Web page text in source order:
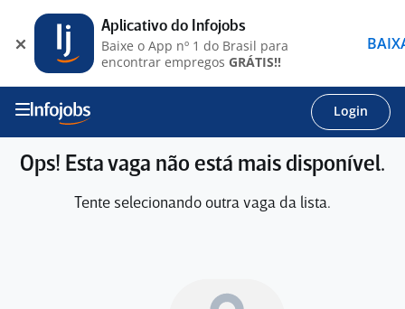
Login
Ops! Esta vaga não está mais disponível.
Tente selecionando outra vaga da lista.
Aplicativo do Infojobs
Baixe o App nº 1 do Brasil para
encontrar empregos GRÁTIS!!